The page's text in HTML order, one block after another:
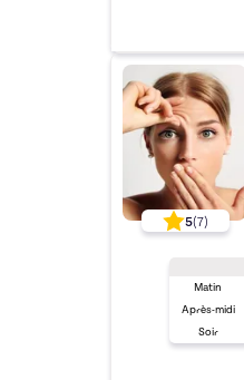
5(7)
Matin
Après-midi
Soir